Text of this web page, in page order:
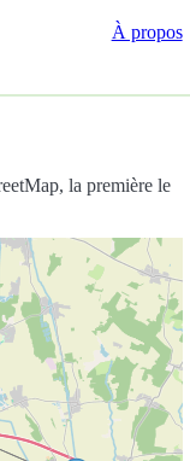
À propos
la première le